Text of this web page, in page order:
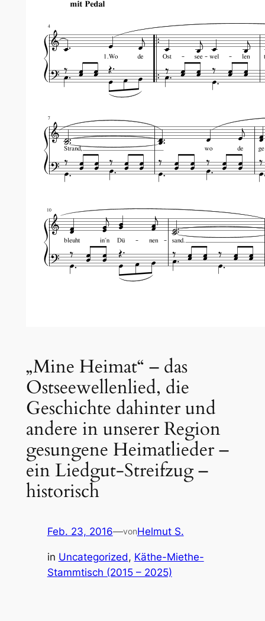
„Mine Heimat“ – das
Ostseewellenlied, die
Geschichte dahinter und
andere in unserer Region
gesungene Heimatlieder –
ein Liedgut-Streifzug –
historisch
Feb. 23, 2016—vonHelmut S.
in Uncategorized, Käthe-Miethe-
Stammtisch (2015 – 2025)